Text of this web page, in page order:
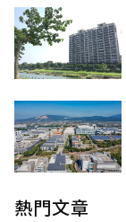
熱門文章